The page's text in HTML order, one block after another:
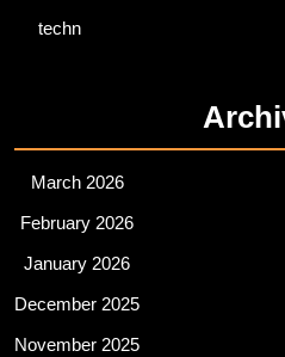
techn
March 2026
February 2026
January 2026
December 2025
November 2025